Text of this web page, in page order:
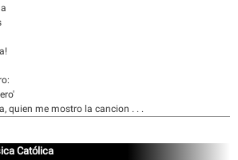
quien me mostro la cancion . . .
Católica